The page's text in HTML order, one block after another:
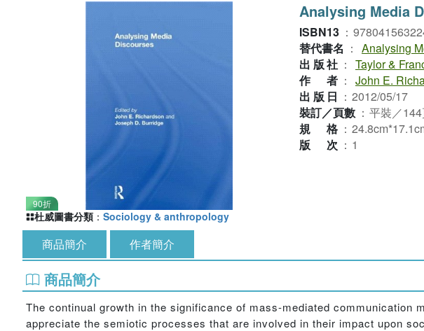
90折
Analysing Media
ISBN13 ：
替代書名 ： Analysing
出版社 ： Taylor &
作者 ： John E.
出版日 ： 2012/05/17
裝訂／頁數 ： 平裝／
規格 ：
版次 ： 1
杜威圖書分類 ： Sociology & anthropology
商品簡介 作者簡介
商品簡介
The continual growth in the significance of mass-mediated
appreciate the semiotic processes that are involved in their impact upon